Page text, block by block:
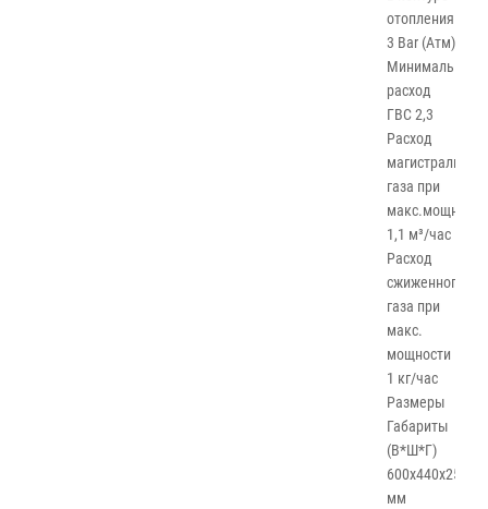
отопления
3 Bar (Атм)
Минимальный
расход
ГВС 2,3
Расход
магистрального
газа при
макс.мощности
1,1 м³/час
Расход
сжиженного
газа при
макс.
мощности
1 кг/час
Размеры
Габариты
(В*Ш*Г)
600х440х250
мм